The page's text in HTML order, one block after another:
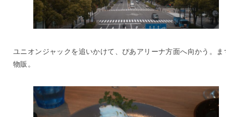
ユニオンジャックを追いかけて、ぴあアリーナ方面へ向かう。ま
物販。